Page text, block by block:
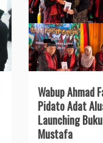
Wabup Ahmad
Pidato Adat
Launching
Mustafa